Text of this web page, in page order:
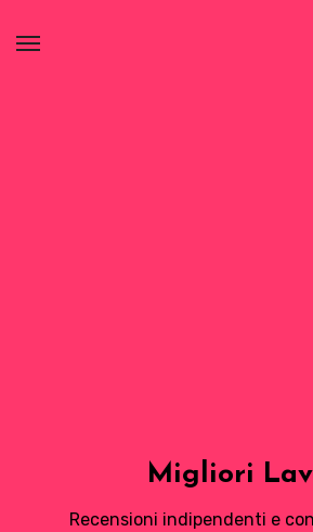
Migliori
Recensioni indipendenti e